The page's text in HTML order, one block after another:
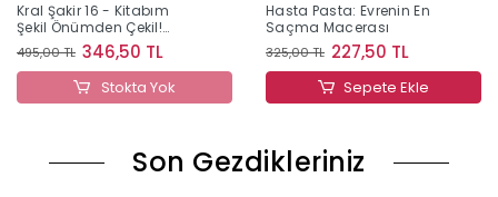
Kral Şakir 16 - Kitabım
Şekil Önümden Çekil!
(Ciltli)
495,00 TL 346,50 TL
Stokta Yok
Hasta Pasta: Evrenin En
Saçma Macerası
325,00 TL 227,50 TL
Sepete Ekle
Son Gezdikleriniz